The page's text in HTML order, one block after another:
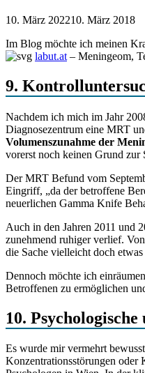
10. März 202210. März 2018
Im Blog möchte ich meinen
labut.at – Meningeom,
9.
Nachdem ich mich im Jahr
Diagnosezentrum eine MRT
Volumenszunahme der
vorerst noch keinen Grund zur
Der MRT Befund vom
Eingriff, „da der betroffene
neuerlichen Gamma Knife
Auch in den Jahren 2011 und
zunehmend ruhiger verlief.
die Sache vielleicht doch
Dennoch möchte ich
Betroffenen zu ermöglichen
10.
Es wurde mir vermehrt
Konzentrationsstörungen oder